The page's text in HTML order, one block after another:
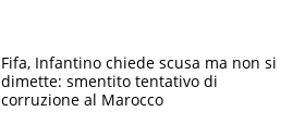
Fifa, Infantino chiede scusa ma non si
dimette: smentito tentativo di
corruzione al Marocco